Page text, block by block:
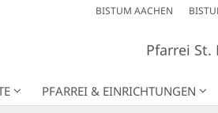
BISTUM AACHEN
Pfarrei
PFARREI & EINRICHTUNGEN